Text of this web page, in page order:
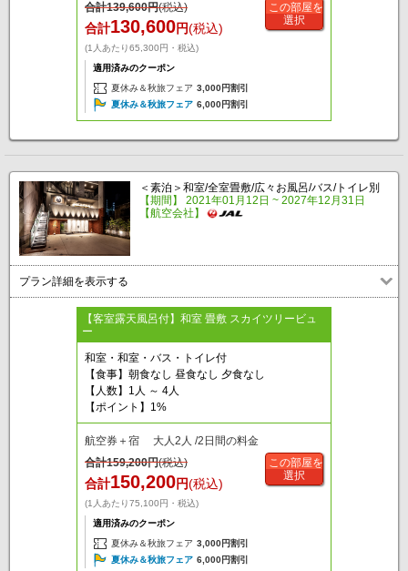
合計139,600円(税込)
合計130,600円(税込)
(1人あたり65,300円・税込)
適用済みのクーポン
夏休み＆秋旅フェア 3,000円割引
夏休み＆秋旅フェア 6,000円割引
この部屋を
選択
＜素泊＞和室/全室畳敷/広々お風呂/バス/トイレ別
【期間】 2021年01月12日 ~ 2027年12月31日
【航空会社】
プラン詳細を表示する
【客室露天風呂付】和室 畳敷 スカイツリービュ
ー
和室・和室・バス・トイレ付
【食事】朝食なし 昼食なし 夕食なし
【人数】1人 ～ 4人
【ポイント】1%
航空券＋宿 大人2人 /2日間の料金
合計159,200円(税込)
合計150,200円(税込)
(1人あたり75,100円・税込)
適用済みのクーポン
夏休み＆秋旅フェア 3,000円割引
夏休み＆秋旅フェア 6,000円割引
この部屋を
選択